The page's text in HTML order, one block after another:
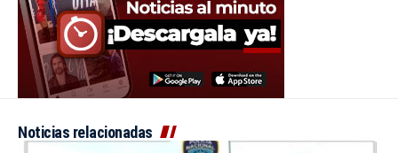
Noticias relacionadas